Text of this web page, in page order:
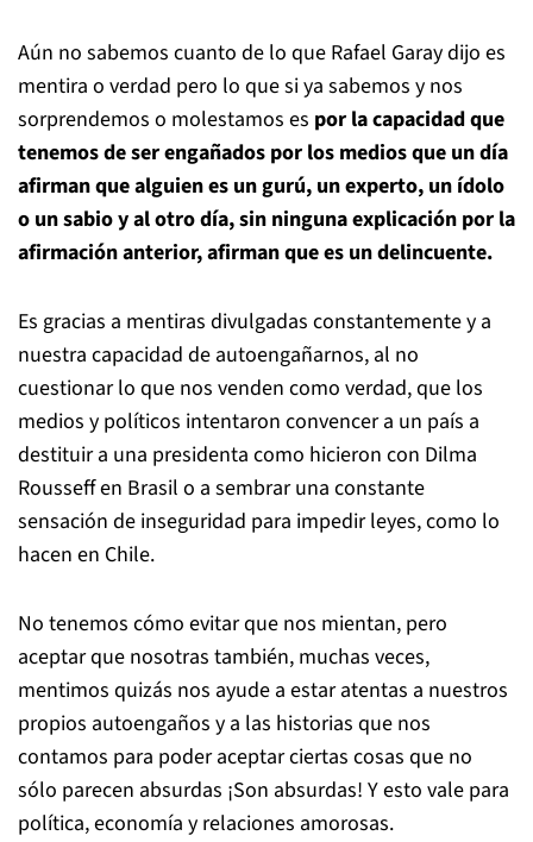
Aún no sabemos cuanto de lo que Rafael Garay dijo es
mentira o verdad pero lo que si ya sabemos y nos
sorprendemos o molestamos es por la capacidad que
tenemos de ser engañados por los medios que un día
afirman que alguien es un gurú, un experto, un ídolo
o un sabio y al otro día, sin ninguna explicación por la
afirmación anterior, afirman que es un delincuente.
Es gracias a mentiras divulgadas constantemente y a
nuestra capacidad de autoengañarnos, al no
cuestionar lo que nos venden como verdad, que los
medios y políticos intentaron convencer a un país a
destituir a una presidenta como hicieron con Dilma
Rousseff en Brasil o a sembrar una constante
sensación de inseguridad para impedir leyes, como lo
hacen en Chile.
No tenemos cómo evitar que nos mientan, pero
aceptar que nosotras también, muchas veces,
mentimos quizás nos ayude a estar atentas a nuestros
propios autoengaños y a las historias que nos
contamos para poder aceptar ciertas cosas que no
sólo parecen absurdas ¡Son absurdas! Y esto vale para
política, economía y relaciones amorosas.